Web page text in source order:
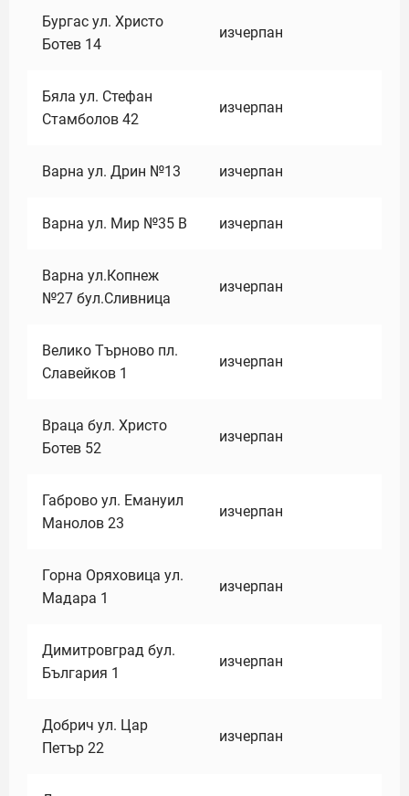
Бургас ул. Христо
Ботев 14
изчерпан
Бяла ул. Стефан
Стамболов 42
изчерпан
Варна ул. Дрин №13 изчерпан
Варна ул. Мир №35 В изчерпан
Варна ул.Копнеж
№27 бул.Сливница
изчерпан
Велико Търново пл.
Славейков 1
изчерпан
Враца бул. Христо
Ботев 52
изчерпан
Габрово ул. Емануил
Манолов 23
изчерпан
Горна Оряховица ул.
Мадара 1
изчерпан
Димитровград бул.
България 1
изчерпан
Добрич ул. Цар
Петър 22
изчерпан